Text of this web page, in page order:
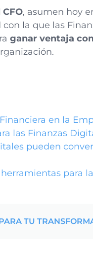
, asumen hoy
la que las
ganar ventaja
en la
las Finanzas
pueden
para
TU